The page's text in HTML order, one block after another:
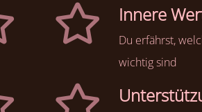
Innere
Du erfährst,
wichtig sind